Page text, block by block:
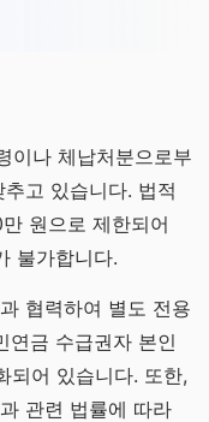
이나 체납처분으로부
고 있습니다. 법적
원으로 제한되어
불가합니다.
협력하여 별도 전용
연금 수급권자 본인
되어 있습니다. 또한,
관련 법률에 따라